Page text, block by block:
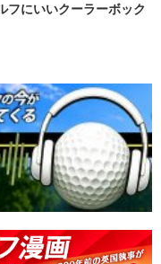
フにいいクーラーボック